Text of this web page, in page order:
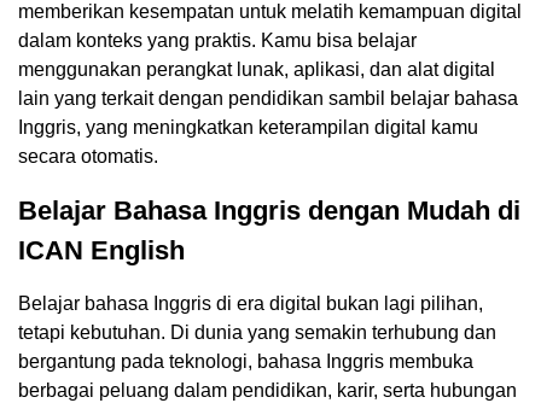
memberikan kesempatan untuk melatih kemampuan digital
dalam konteks yang praktis. Kamu bisa belajar
menggunakan perangkat lunak, aplikasi, dan alat digital
lain yang terkait dengan pendidikan sambil belajar bahasa
Inggris, yang meningkatkan keterampilan digital kamu
secara otomatis.
Belajar Bahasa Inggris dengan Mudah di
ICAN English
Belajar bahasa Inggris di era digital bukan lagi pilihan,
tetapi kebutuhan. Di dunia yang semakin terhubung dan
bergantung pada teknologi, bahasa Inggris membuka
berbagai peluang dalam pendidikan, karir, serta hubungan